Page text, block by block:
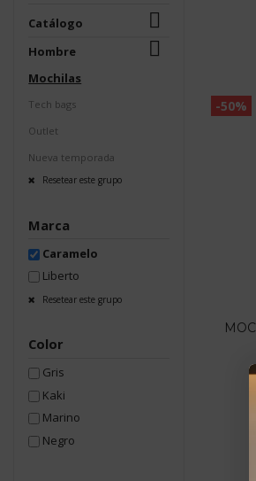
-50%

Catálogo

Hombre
Mochilas
Tech bags
Outlet
Nueva temporada
Resetear este grupo
Marca
Caramelo
Liberto
Resetear este grupo
Color
Gris
Kaki
Marino
Negro